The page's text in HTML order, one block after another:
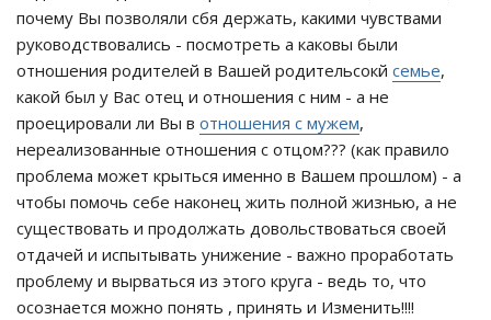
почему Вы позволяли сбя держать, какими чувствами
руководствовались - посмотреть а каковы были
отношения родителей в Вашей родительсокй семье,
какой был у Вас отец и отношения с ним - а не
проецировали ли Вы в отношения с мужем,
нереализованные отношения с отцом??? (как правило
проблема может крыться именно в Вашем прошлом) - а
чтобы помочь себе наконец жить полной жизнью, а не
существовать и продолжать довольствоваться своей
отдачей и испытывать унижение - важно проработать
проблему и вырваться из этого круга - ведь то, что
осознается можно понять , принять и Изменить!!!!